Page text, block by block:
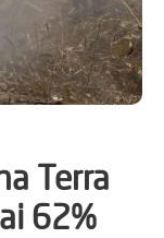
Terra
62%